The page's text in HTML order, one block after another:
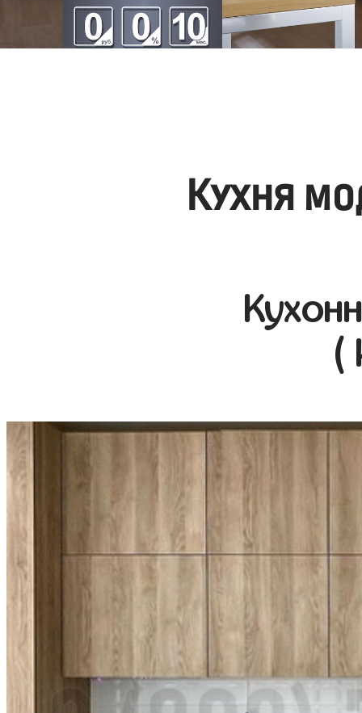
Кухня
(